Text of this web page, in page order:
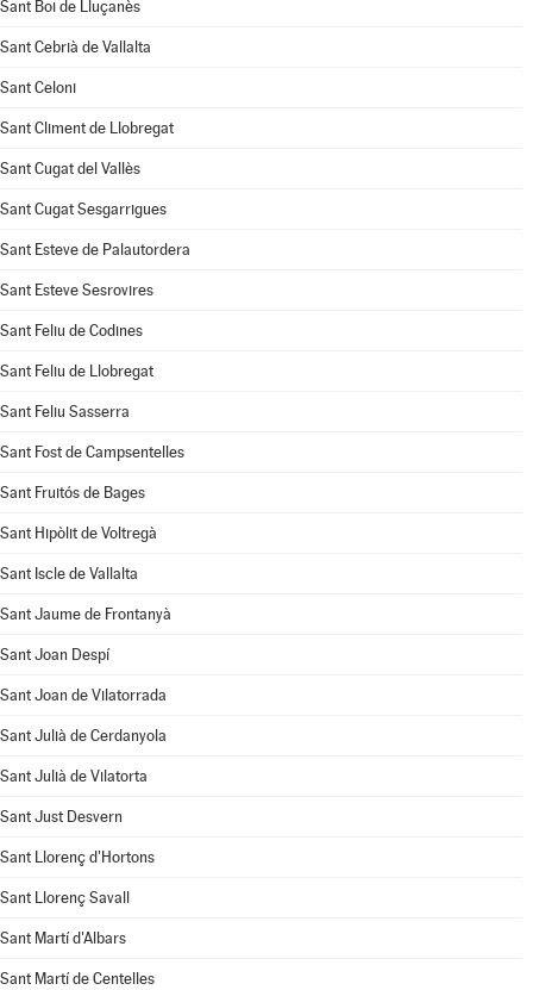
Sant Boi de Lluçanès
Sant Cebrià de Vallalta
Sant Celoni
Sant Climent de Llobregat
Sant Cugat del Vallès
Sant Cugat Sesgarrigues
Sant Esteve de Palautordera
Sant Esteve Sesrovires
Sant Feliu de Codines
Sant Feliu de Llobregat
Sant Feliu Sasserra
Sant Fost de Campsentelles
Sant Fruitós de Bages
Sant Hipòlit de Voltregà
Sant Iscle de Vallalta
Sant Jaume de Frontanyà
Sant Joan Despí
Sant Joan de Vilatorrada
Sant Julià de Cerdanyola
Sant Julià de Vilatorta
Sant Just Desvern
Sant Llorenç d'Hortons
Sant Llorenç Savall
Sant Martí d'Albars
Sant Martí de Centelles